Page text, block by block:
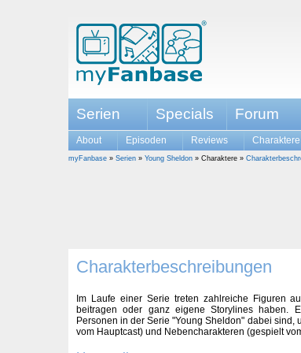
Serien Specials Forum
About Episoden Reviews Charaktere
myFanbase » Serien » Young Sheldon » Charaktere »
Charakterbeschreibungen
Im Laufe einer Serie treten zahlreiche Figuren
beitragen oder ganz eigene Storylines haben.
Personen in der Serie "Young Sheldon" dabei
vom Hauptcast) und Nebencharakteren (gespielt